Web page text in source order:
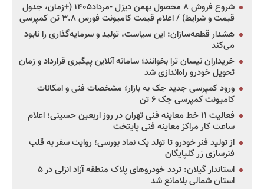
شروع فروش ۸ محصول بهمن دیزل -مرداد۱۴۰۵ (+زمان، جدول
قیمت و شرایط) / اعلام قیمت کامیونت فورس ۳.۸ تن کمپرسی
هشدار قطعه‌سازان: این سیاست، تولید و سرمایه‌گذاری را نابود
می‌کند
خریداران نیسان ترا بخوانند؛ سامانه آنلاین پیگیری قرارداد و زمان
تحویل خودرو راه‌اندازی شد
ورود کمپرسی جدید جک به بازار؛ مشخصات فنی و امکانات
کامیونت کمپرسی جک ۶ تن
فعالیت ۱۱ خط معاینه فنی تهران در روز اربعین حسینی؛ اعلام
ساعت کار مراکز معاینه فنی پایتخت
از تولید فنر خودرو تا تولد یک نماد بورسی؛ روایت سفر به قلب
فنرسازی زر گلپایگان
استاندار گیلان: تردد خودروهای پلاک منطقه آزاد انزلی در ۵
استان شمالی بلامانع شد